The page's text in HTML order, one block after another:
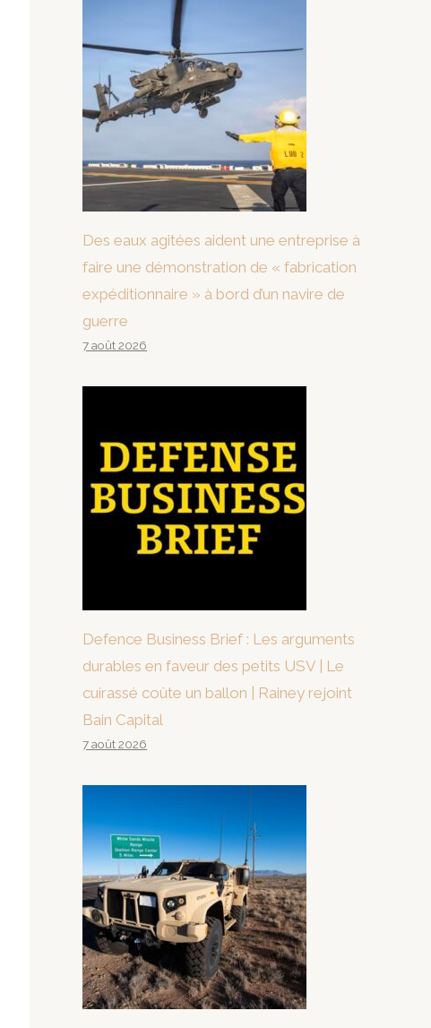
Des eaux agitées aident une entreprise à
faire une démonstration de « fabrication
expéditionnaire » à bord d’un navire de
guerre
7 août 2026
Defence Business Brief : Les arguments
durables en faveur des petits USV | Le
cuirassé coûte un ballon | Rainey rejoint
Bain Capital
7 août 2026